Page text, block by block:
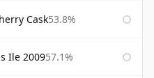
Cask53.8%
Ile 200957.1%